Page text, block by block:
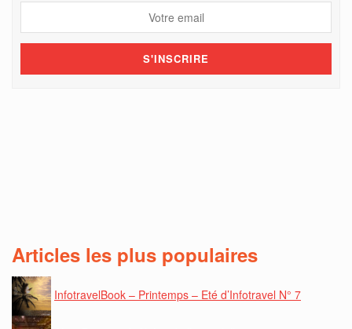
Articles les plus populaires
InfotravelBook – Printemps – Eté d’Infotravel N° 7